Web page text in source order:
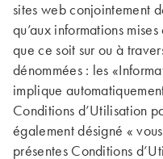
FOCUS SUR LA QUALITÉ
sites web conjointement
qu’aux informations
que ce soit sur ou à
dénommées : les
implique
Conditions d’Utilisation
également désigné «
présentes Conditions